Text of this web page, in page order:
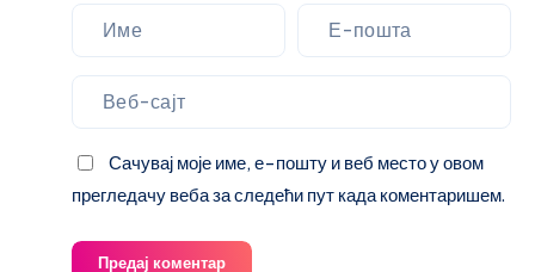
Сачувај моје име, е-пошту и веб место у овом
прегледачу веба за следећи пут када коментаришем.
Предај коментар